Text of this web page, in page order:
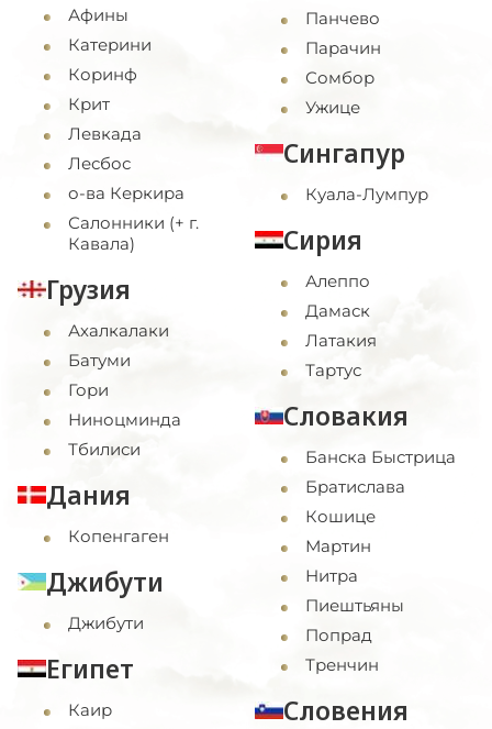
Афины
Катерини
Коринф
Крит
Левкада
Лесбос
о-ва Керкира
Салонники (+ г.
Кавала)
Грузия
Ахалкалаки
Батуми
Гори
Ниноцминда
Тбилиси
Дания
Копенгаген
Джибути
Джибути
Египет
Каир
Панчево
Парачин
Сомбор
Ужице
Сингапур
Куала-Лумпур
Сирия
Алеппо
Дамаск
Латакия
Тартус
Словакия
Банска Быстрица
Братислава
Кошице
Мартин
Нитра
Пиештьяны
Попрад
Тренчин
Словения